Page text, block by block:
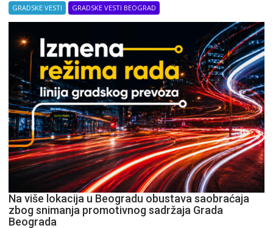
GRADSKE VESTI GRADSKE VESTI BEOGRAD
Na više lokacija u Beogradu obustava saobraćaja
zbog snimanja promotivnog sadržaja Grada
Beograda